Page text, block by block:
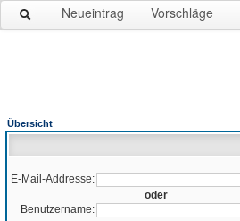
Neueintrag Vorschläge
Übersicht
E-Mail-Addresse:
oder
Benutzername: